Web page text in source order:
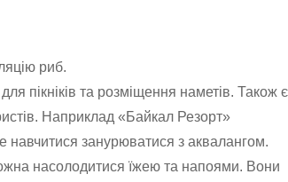
риб.
пікніків та розміщення наметів. Також є
Наприклад «Байкал Резорт»
занурюватися з аквалангом.
насолодитися їжею та напоями. Вони